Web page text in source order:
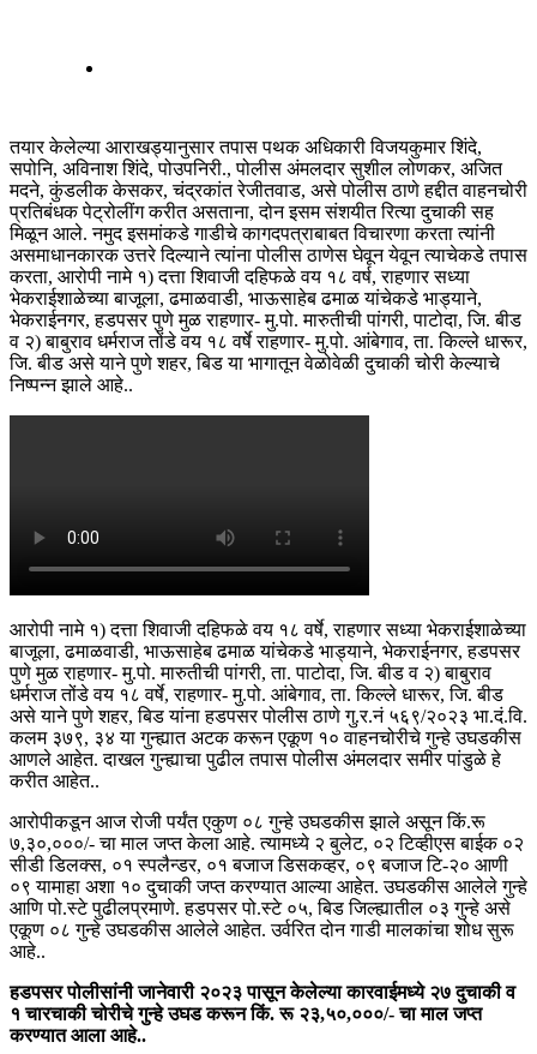
तयार केलेल्या आराखड्यानुसार तपास पथक अधिकारी विजयकुमार शिंदे,
सपोनि, अविनाश शिंदे, पोउपनिरी., पोलीस अंमलदार सुशील लोणकर, अजित
मदने, कुंडलीक केसकर, चंद्रकांत रेजीतवाड, असे पोलीस ठाणे हद्दीत वाहनचोरी
प्रतिबंधक पेट्रोलींग करीत असताना, दोन इसम संशयीत रित्या दुचाकी सह
मिळून आले. नमुद इसमांकडे गाडीचे कागदपत्राबाबत विचारणा करता त्यांनी
असमाधानकारक उत्तरे दिल्याने त्यांना पोलीस ठाणेस घेवून येवून त्याचेकडे तपास
करता, आरोपी नामे १) दत्ता शिवाजी दहिफळे वय १८ वर्ष, राहणार सध्या
भेकराईशाळेच्या बाजूला, ढमाळवाडी, भाऊसाहेब ढमाळ यांचेकडे भाड्याने,
भेकराईनगर, हडपसर पुणे मुळ राहणार- मु.पो. मारुतीची पांगरी, पाटोदा, जि. बीड
व २) बाबुराव धर्मराज तोंडे वय १८ वर्षे राहणार- मु.पो. आंबेगाव, ता. किल्ले धारूर,
जि. बीड असे याने पुणे शहर, बिड या भागातून वेळोवेळी दुचाकी चोरी केल्याचे
निष्पन्न झाले आहे..
आरोपी नामे १) दत्ता शिवाजी दहिफळे वय १८ वर्षे, राहणार सध्या भेकराईशाळेच्या
बाजूला, ढमाळवाडी, भाऊसाहेब ढमाळ यांचेकडे भाड्याने, भेकराईनगर, हडपसर
पुणे मुळ राहणार- मु.पो. मारुतीची पांगरी, ता. पाटोदा, जि. बीड व २) बाबुराव
धर्मराज तोंडे वय १८ वर्षे, राहणार- मु.पो. आंबेगाव, ता. किल्ले धारूर, जि. बीड
असे याने पुणे शहर, बिड यांना हडपसर पोलीस ठाणे गु.र.नं ५६९/२०२३ भा.दं.वि.
कलम ३७९, ३४ या गुन्ह्यात अटक करून एकूण १० वाहनचोरीचे गुन्हे उघडकीस
आणले आहेत. दाखल गुन्ह्याचा पुढील तपास पोलीस अंमलदार समीर पांडुळे हे
करीत आहेत..
आरोपीकडून आज रोजी पर्यंत एकुण ०८ गुन्हे उघडकीस झाले असून किं.रू
७,३०,०००/- चा माल जप्त केला आहे. त्यामध्ये २ बुलेट, ०२ टिव्हीएस बाईक ०२
सीडी डिलक्स, ०१ स्पलैन्डर, ०१ बजाज डिसकव्हर, ०९ बजाज टि-२० आणी
०९ यामाहा अशा १० दुचाकी जप्त करण्यात आल्या आहेत. उघडकीस आलेले गुन्हे
आणि पो.स्टे पुढीलप्रमाणे. हडपसर पो.स्टे ०५, बिड जिल्ह्यातील ०३ गुन्हे असे
एकूण ०८ गुन्हे उघडकीस आलेले आहेत. उर्वरित दोन गाडी मालकांचा शोध सुरू
आहे..
हडपसर पोलीसांनी जानेवारी २०२३ पासून केलेल्या कारवाईमध्ये २७ दुचाकी व
१ चारचाकी चोरीचे गुन्हे उघड करून किं. रू २३,५०,०००/- चा माल जप्त
करण्यात आला आहे..